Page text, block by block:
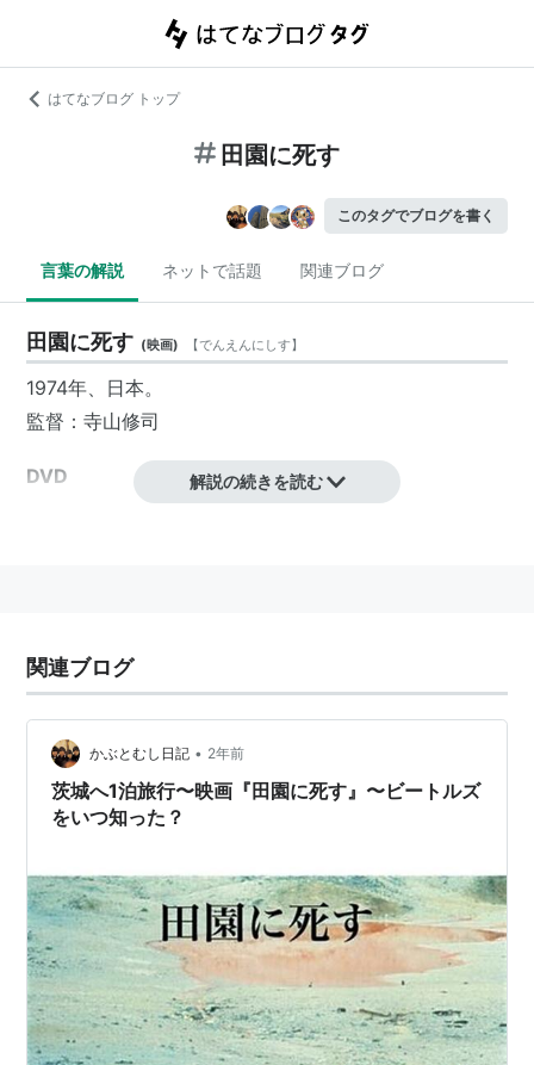
はてなブログ トップ
田園に死す
このタグでブログを書く
言葉の解説 ネットで話題 関連ブログ
田園に死す (映画) 【でんえんにしす】
1974年、日本。
監督：寺山修司
DVD
購入: 5人クリック: 86回
この商品を含むブログ (50件) を見る
解説の続きを読む
関連ブログ
かぶとむし日記 • 2年前
茨城へ1泊旅行〜映画『田園に死す』〜ビートルズ
をいつ知った？